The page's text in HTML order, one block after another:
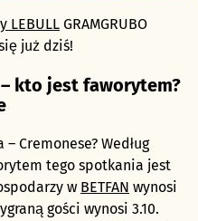
LEBULL GRAMGRUBO
już dziś!
kto jest faworytem?
Cremonese? Według
tego spotkania jest
w BETFAN wynosi
gości wynosi 3.10.